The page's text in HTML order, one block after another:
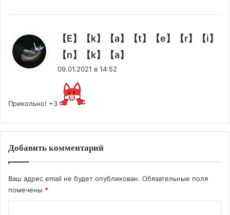
【E】【k】【a】【t】【e】【r】【i】
【n】【k】【a】
09.01.2021 в 14:52
Прикольно! +3
Добавить комментарий
Ваш адрес email не будет опубликован. Обязательные поля
помечены *